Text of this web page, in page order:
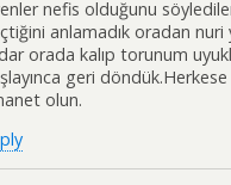
nefis olduğunu
anlamadık oradan
orada kalıp torunum
geri
olun.